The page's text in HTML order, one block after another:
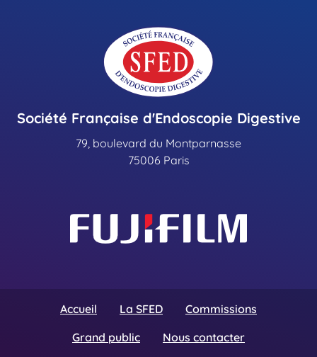
Société Française d'Endoscopie Digestive
79, boulevard du Montparnasse
75006 Paris
Accueil La SFED
Commissions
Grand public
Nous contacter